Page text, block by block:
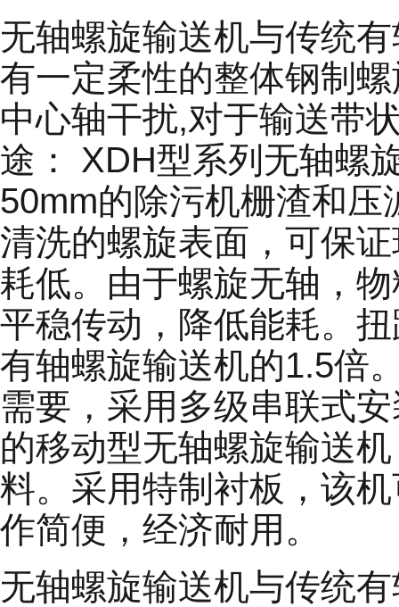
无轴螺旋输送机与传统
有一定柔性的整体钢制
中心轴干扰,对于输送带
途： XDH型系列无轴螺
50mm的除污机栅渣和
清洗的螺旋表面，可保
耗低。由于螺旋无轴，
平稳传动，降低能耗。
有轴螺旋输送机的1.5倍
需要，采用多级串联式
的移动型无轴螺旋输送
料。采用特制衬板，该
作简便，经济耐用。
无轴螺旋输送机与传统